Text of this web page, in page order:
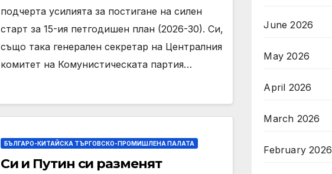
подчерта усилията за постигане на силен
старт за 15-ия петгодишен план (2026-30). Си,
също така генерален секретар на Централния
комитет на Комунистическата партия…
БЪЛГАРО-КИТАЙСКА ТЪРГОВСКО-ПРОМИШЛЕНА ПАЛАТА
Си и Путин си разменят
June 2026
May 2026
April 2026
March 2026
February 2026